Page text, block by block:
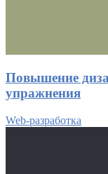
Повышение
упражнения
Web-разработка